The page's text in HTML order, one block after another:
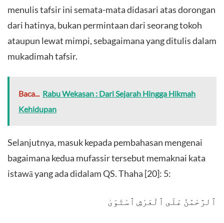
menulis tafsir ini semata-mata didasari atas dorongan
dari hatinya, bukan permintaan dari seorang tokoh
ataupun lewat mimpi, sebagaimana yang ditulis dalam
mukadimah tafsir.
Baca... Rabu Wekasan : Dari Sejarah Hingga Hikmah
Kehidupan
Selanjutnya, masuk kepada pembahasan mengenai
bagaimana kedua mufassir tersebut memaknai kata
istawā yang ada didalam QS. Thaha [20]: 5:
ٱلرَّحْمَٰنُ عَلَى ٱلْعَرْشِ ٱسْتَوَىٰ